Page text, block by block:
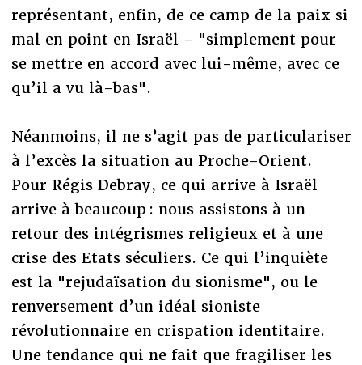
représentant, enfin, de ce camp de la paix si
mal en point en Israël - "simplement pour
se mettre en accord avec lui-même, avec ce
qu’il a vu là-bas".
Néanmoins, il ne s’agit pas de particulariser
à l’excès la situation au Proche-Orient.
Pour Régis Debray, ce qui arrive à Israël
arrive à beaucoup : nous assistons à un
retour des intégrismes religieux et à une
crise des Etats séculiers. Ce qui l’inquiète
est la "rejudaïsation du sionisme", ou le
renversement d’un idéal sioniste
révolutionnaire en crispation identitaire.
Une tendance qui ne fait que fragiliser les